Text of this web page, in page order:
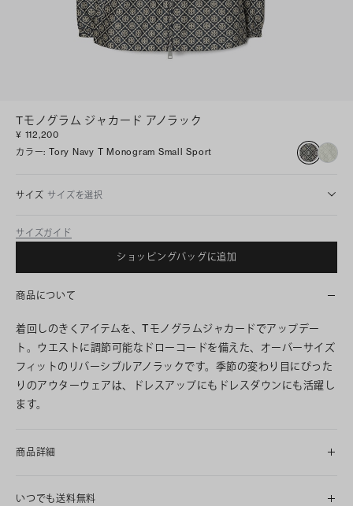
Tモノグラム ジャカード アノラック
¥ 112,200
カラー: Tory Navy T Monogram Small Sport
サイズ サイズを選択
サイズガイド
ショッピングバッグに追加
商品について
着回しのきくアイテムを、Tモノグラムジャカードでアップデー
ト。ウエストに調節可能なドローコードを備えた、オーバーサイズ
フィットのリバーシブルアノラックです。季節の変わり目にぴった
りのアウターウェアは、ドレスアップにもドレスダウンにも活躍し
ます。
商品詳細
いつでも送料無料